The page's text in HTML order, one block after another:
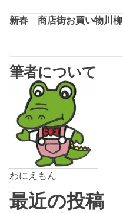
投
ナ
ビ
ゲ
ー
シ
ョ
ン
新春 商店街お買い物川柳
筆者について
わにえもん
最近の投稿